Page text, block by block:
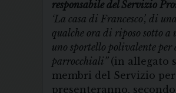
responsabile del Servizio
‘La casa di Francesco’, di
qualche ora di riposo sotto
uno sportello polivalente
parrocchiali” (in allegato
membri del Servizio
presenteranno,